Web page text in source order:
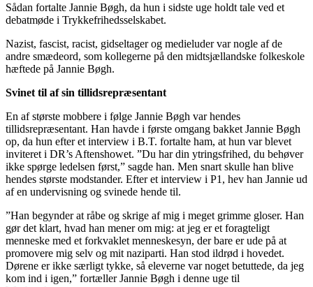
Sådan fortalte Jannie Bøgh, da hun i sidste uge holdt tale ved et
debatmøde i Trykkefrihedsselskabet.
Nazist, fascist, racist, gidseltager og medieluder var nogle af de
andre smædeord, som kollegerne på den midtsjællandske folkeskole
hæftede på Jannie Bøgh.
Svinet til af sin tillidsrepræsentant
En af største mobbere i følge Jannie Bøgh var hendes
tillidsrepræsentant. Han havde i første omgang bakket Jannie Bøgh
op, da hun efter et interview i B.T. fortalte ham, at hun var blevet
inviteret i DR’s Aftenshowet. ”Du har din ytringsfrihed, du behøver
ikke spørge ledelsen først,” sagde han. Men snart skulle han blive
hendes største modstander. Efter et interview i P1, hev han Jannie ud
af en undervisning og svinede hende til.
”Han begynder at råbe og skrige af mig i meget grimme gloser. Han
gør det klart, hvad han mener om mig: at jeg er et foragteligt
menneske med et forkvaklet menneskesyn, der bare er ude på at
promovere mig selv og mit naziparti. Han stod ildrød i hovedet.
Dørene er ikke særligt tykke, så eleverne var noget betuttede, da jeg
kom ind i igen,” fortæller Jannie Bøgh i denne uge til